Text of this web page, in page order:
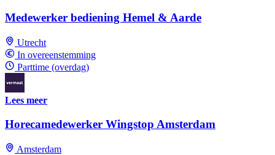
Medewerker bediening Hemel & Aarde
Utrecht
In overeenstemming
Parttime (overdag)
Lees meer
Horecamedewerker Wingstop Amsterdam
Amsterdam